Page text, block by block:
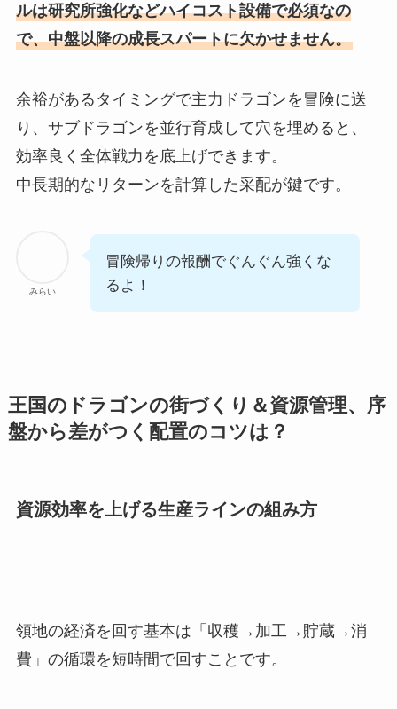
ルは研究所強化などハイコスト設備で必須なの
で、中盤以降の成長スパートに欠かせません。
余裕があるタイミングで主力ドラゴンを冒険に送
り、サブドラゴンを並行育成して穴を埋めると、
効率良く全体戦力を底上げできます。
中長期的なリターンを計算した采配が鍵です。
みらい
冒険帰りの報酬でぐんぐん強くな
るよ！
王国のドラゴンの街づくり＆資源管理、序
盤から差がつく配置のコツは？
資源効率を上げる生産ラインの組み方
領地の経済を回す基本は「収穫→加工→貯蔵→消
費」の循環を短時間で回すことです。